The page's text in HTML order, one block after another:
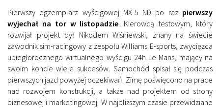
Pierwszy egzemplarz wyścigowej MX-5 ND po raz pierwszy
wyjechał na tor w listopadzie. Kierowcą testowym, który
rozwijał projekt był Nikodem Wiśniewski, znany na świecie
zawodnik sim-racingowy z zespołu Williams E-sports, zwycięzca
ubiegłorocznego wirtualnego wyścigu 24h Le Mans, mający na
swoim koncie wiele sukcesów. Samochód spisał się podczas
pierwszych jazd powyżej oczekiwań. Zimę poświęcono na prace
nad rozwojem konstrukcji, a także nad projektem od strony
biznesowej i marketingowej. W najbliższym czasie przewidziane